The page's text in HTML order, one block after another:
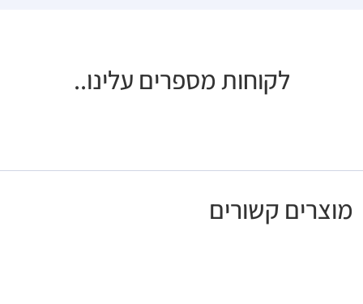
לקוחות מספרים עלינו..
מוצרים קשורים